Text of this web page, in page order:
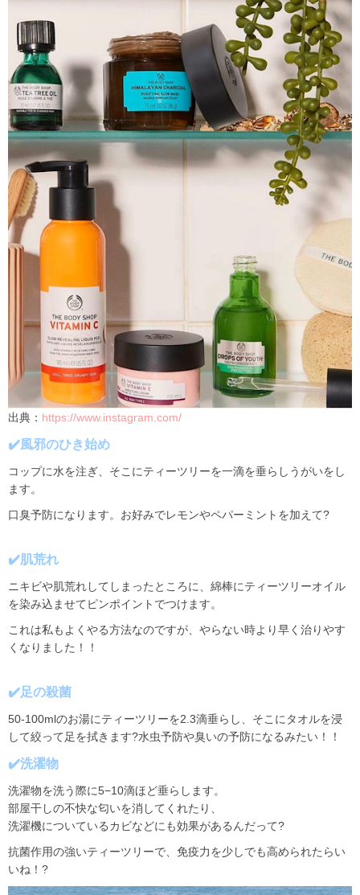
出典： https://www.instagram.com/
✔️風邪のひき始め
コップに水を注ぎ、そこにティーツリーを一滴を垂らしうがいをし
ます。
口臭予防になります。お好みでレモンやペパーミントを加えて?
✔️肌荒れ
ニキビや肌荒れしてしまったところに、綿棒にティーツリーオイル
を染み込ませてピンポイントでつけます。
これは私もよくやる方法なのですが、やらない時より早く治りやす
くなりました！！
✔️足の殺菌
50-100mlのお湯にティーツリーを2.3滴垂らし、そこにタオルを浸
して絞って足を拭きます?水虫予防や臭いの予防になるみたい！！
✔️洗濯物
洗濯物を洗う際に5−10滴ほど垂らします。
部屋干しの不快な匂いを消してくれたり、
洗濯機についているカビなどにも効果があるんだって?
抗菌作用の強いティーツリーで、免疫力を少しでも高められたらい
いね！ ?